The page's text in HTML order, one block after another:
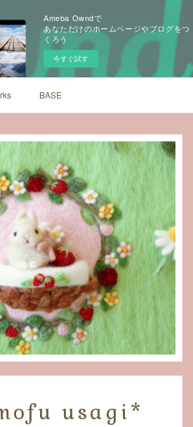
Ameba Owndで
あなただけのホームページやブログをつ
くろう
今すぐ試す
BASE
usagi*